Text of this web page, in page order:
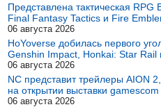
Представлена тактическая
Final Fantasy Tactics и Fire
06 августа 2026
HoYoverse добилась первого
Genshin Impact, Honkai: Star
06 августа 2026
NC представит трейлеры AION
на открытии выставки
06 августа 2026